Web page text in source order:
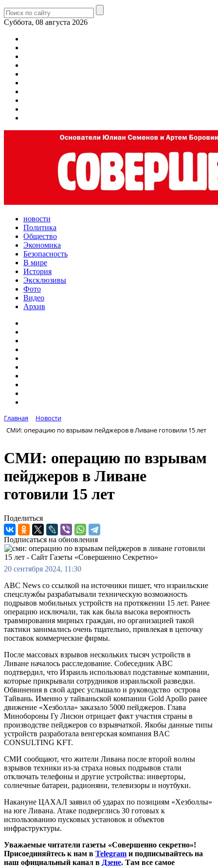
Суббота, 08 августа 2026
новости
Политика
Общество
Экономика
Безопасность
В мире
История
Эксклюзивы
Фото
Видео
Архив
Главная
Новости
СМИ: операцию по взрывам пейджеров в Ливане готовили 15 лет
СМИ: операцию по взрывам
пейджеров в Ливане
готовили 15 лет
Поделиться
Подписаться на обновления
20 сентября 2024, 11:30
ABC News со ссылкой на источники пишет, что израильские
спецслужбы разрабатывали техническую возможность
подрывов мобильных устройств на протяжении 15 лет. Ранее
операцию исключали, так как была высока вероятность
травмирования мирных граждан, но организацией такой
тактики занимались очень тщательно, привлекая в цепочку
поставок коммерческие фирмы.
После массовых взрывов нескольких тысяч устройств в
Ливане началось расследование. Собеседник ABC
подтвердил, что Израиль использовал подставные компании,
которые прикрывали сотрудников израильской разведки.
Обвинения в свой адрес услышало и руководство острова
Тайвань. Именно у тайваньской компании Gold Apollo ранее
движение «Хезболла» заказало 5000 пейджеров. Глава
Минобороны Гу Лисюн отрицает факт участия страны в
производстве пейджеров со взрывчаткой. Якобы данные типы
устройств разработала венгерская компания BAC
CONSULTING KFT.
СМИ сообщают, что жители Ливана после второй волны
взрывов техники из-за страха новых подрывов стали
отключать телефоны и другие устройства: инверторы,
солнечные батареи, радионяни, телевизоры и ноутбуки.
Накануне ЦАХАЛ заявил об ударах по позициям «Хезболлы»
на юге Ливана. Атаке подверглись 30 готовых к
использованию пусковых установок и объектов
инфраструктуры.
Уважаемые читатели газеты «Совершенно секретно»!
Присоединяйтесь к нам в Telegram и подписывайтесь на
наш официальный канал в Дзене. Там все самое